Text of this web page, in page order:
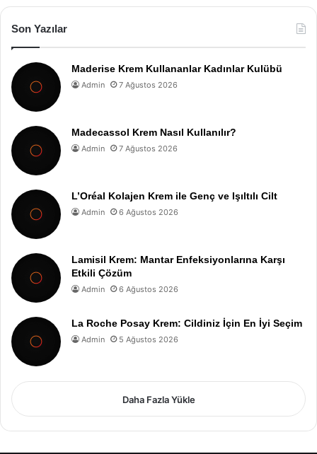
Son Yazılar
Maderise Krem Kullananlar Kadınlar Kulübü
Admin 7 Ağustos 2026
Madecassol Krem Nasıl Kullanılır?
Admin 7 Ağustos 2026
L’Oréal Kolajen Krem ile Genç ve Işıltılı Cilt
Admin 6 Ağustos 2026
Lamisil Krem: Mantar Enfeksiyonlarına Karşı
Etkili Çözüm
Admin 6 Ağustos 2026
La Roche Posay Krem: Cildiniz İçin En İyi Seçim
Admin 5 Ağustos 2026
Daha Fazla Yükle